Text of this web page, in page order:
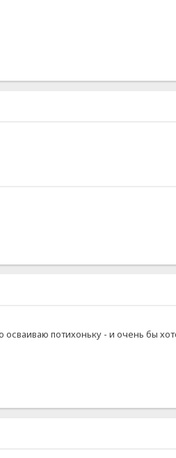
потихоньку - и очень бы